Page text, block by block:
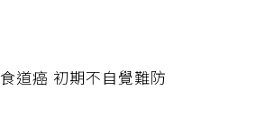
食道癌 初期不自覺難防